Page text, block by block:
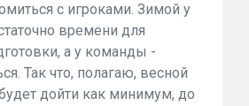
с игроками. Зимой у
времени для
а у команды -
Так что, полагаю, весной
дойти как минимум, до